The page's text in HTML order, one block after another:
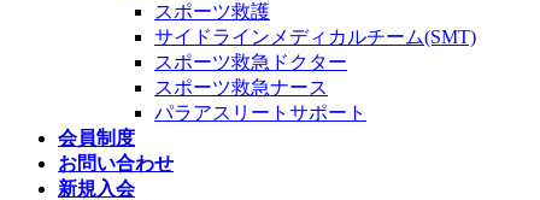
スポーツ救護
サイドラインメディカルチーム(SMT)
スポーツ救急ドクター
スポーツ救急ナース
パラアスリートサポート
会員制度
お問い合わせ
新規入会